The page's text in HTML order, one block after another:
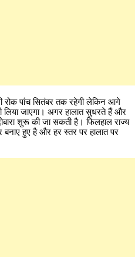
रोक पांच सितंबर तक रहेगी लेकिन आगे
जाएगा। अगर हालात सुधरते हैं और
शुरू की जा सकती है। फिलहाल राज्य
बनाए हुए है और हर स्तर पर हालात पर